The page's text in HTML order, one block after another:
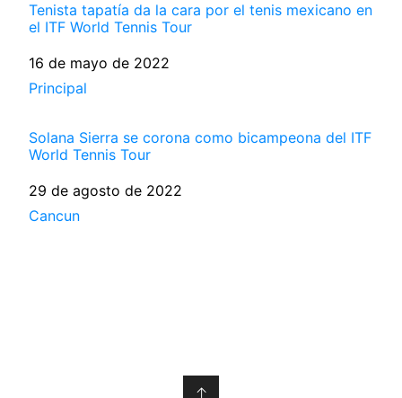
Tenista tapatía da la cara por el tenis mexicano en
el ITF World Tennis Tour
Fecha
16 de mayo de 2022
Respecto a
Principal
Solana Sierra se corona como bicampeona del ITF
World Tennis Tour
Fecha
29 de agosto de 2022
Respecto a
Cancun
↑